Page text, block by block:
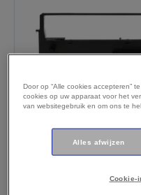
SIDM Black
350/300/+/+II
Quality assurance
Door op “Alle cookies accepteren”
cookies op uw apparaat voor het
van websitegebruik en om ons te
Alles afwijzen
Cookie-